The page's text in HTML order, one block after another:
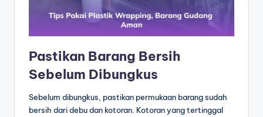
Pastikan Barang Bersih
Sebelum Dibungkus
Sebelum dibungkus, pastikan permukaan barang sudah
bersih dari debu dan kotoran. Kotoran yang tertinggal